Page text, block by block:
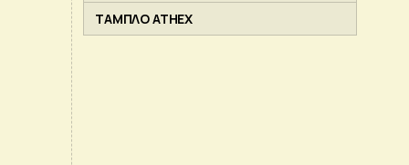
ΤΑΜΠΛΟ ATHEX